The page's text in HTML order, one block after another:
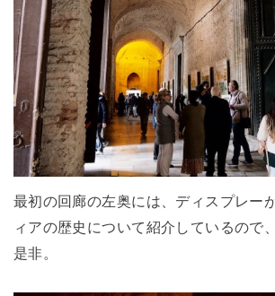
最初の回廊の左奥には、ディスプレー
ィアの歴史について紹介しているので
是非。